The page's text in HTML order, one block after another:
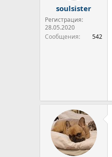
soulsister
Регистрация:
28.05.2020
Сообщения
542